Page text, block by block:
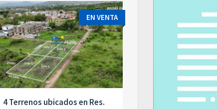
EN VENTA
4 Terrenos ubicados en Res.